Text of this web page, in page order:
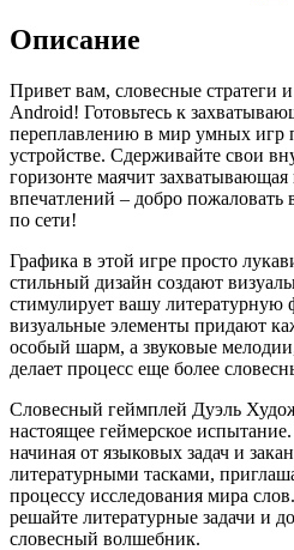
Описание
Привет вам, словесные стратеги
Android! Готовьтесь к
переплавлению в мир умных игр
устройстве. Сдерживайте свои
горизонте маячит
впечатлений – добро
по сети!
Графика в этой игре просто
стильный дизайн создают
стимулирует вашу
визуальные элементы придают
особый шарм, а звуковые
делает процесс еще более
Словесный геймплей Дуэль
настоящее геймерское
начиная от языковых задач и
литературными тасками,
процессу исследования мира
решайте литературные задачи и
словесный волшебник.